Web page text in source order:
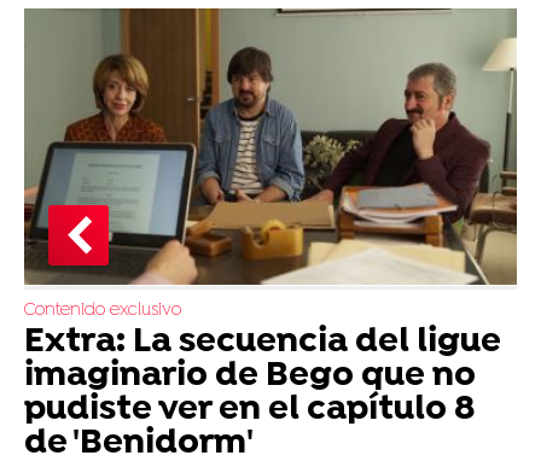
Contenido exclusivo
Extra: La secuencia del ligue
imaginario de Bego que no
pudiste ver en el capítulo 8
de 'Benidorm'